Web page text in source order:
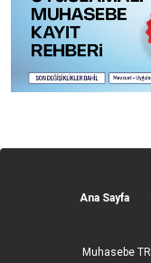
Ana Sayfa
Muhasebe TR